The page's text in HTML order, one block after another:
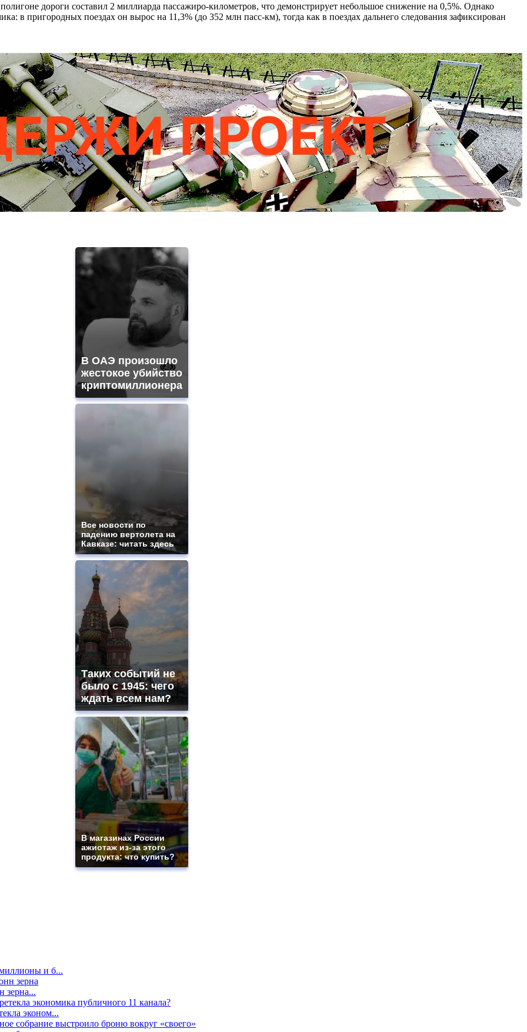
дороги составил 2 миллиарда пассажиро-километров, что демонстрирует небольшое снижение на 0,5%. Однако
в пригородных поездах он вырос на 11,3% (до 352 млн пасс-км), тогда как в поездах дальнего следования зафиксирован
В ОАЭ произошло
жестокое убийство
криптомиллионера
Все новости по
падению вертолета на
Кавказе: читать здесь
Таких событий не
было с 1945: чего
ждать всем нам?
В магазинах России
ажиотаж из-за этого
продукта: что купить?
и б...
зерна...
эконом...